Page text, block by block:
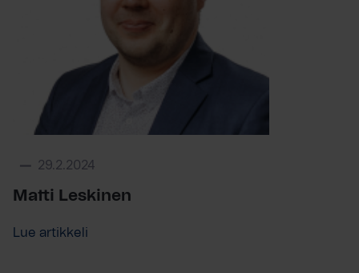
29.2.2024
Matti Leskinen
Lue artikkeli